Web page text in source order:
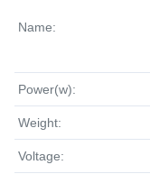
Name:
Power(w):
Weight:
Voltage: